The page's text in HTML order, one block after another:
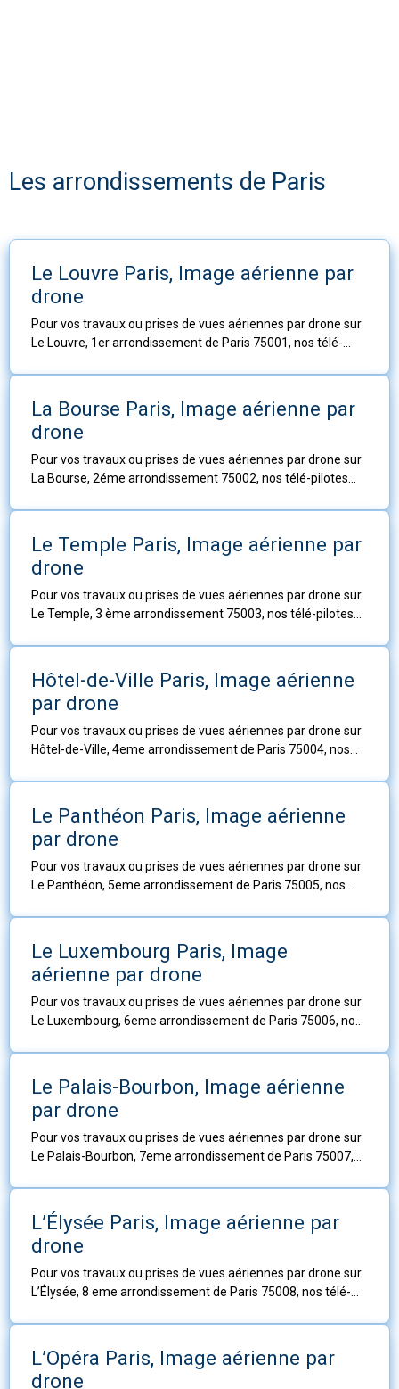
Les arrondissements de Paris
Le Louvre Paris, Image aérienne par
drone
Pour vos travaux ou prises de vues aériennes par drone sur
Le Louvre, 1er arrondissement de Paris 75001, nos télé-
La Bourse Paris, Image aérienne par
drone
Pour vos travaux ou prises de vues aériennes par drone sur
La Bourse, 2éme arrondissement 75002, nos télé-pilotes
Le Temple Paris, Image aérienne par
drone
Pour vos travaux ou prises de vues aériennes par drone sur
Le Temple, 3 ème arrondissement 75003, nos télé-pilotes
Hôtel-de-Ville Paris, Image aérienne
par drone
Pour vos travaux ou prises de vues aériennes par drone sur
Hôtel-de-Ville, 4eme arrondissement de Paris 75004, nos
Le Panthéon Paris, Image aérienne
par drone
Pour vos travaux ou prises de vues aériennes par drone sur
Le Panthéon, 5eme arrondissement de Paris 75005, nos
Le Luxembourg Paris, Image
aérienne par drone
Pour vos travaux ou prises de vues aériennes par drone sur
Le Luxembourg, 6eme arrondissement de Paris 75006, nos
Le Palais-Bourbon, Image aérienne
par drone
Pour vos travaux ou prises de vues aériennes par drone sur
Le Palais-Bourbon, 7eme arrondissement de Paris 75007,
L’Élysée Paris, Image aérienne par
drone
Pour vos travaux ou prises de vues aériennes par drone sur
L’Élysée, 8 eme arrondissement de Paris 75008, nos télé-
L’Opéra Paris, Image aérienne par
drone